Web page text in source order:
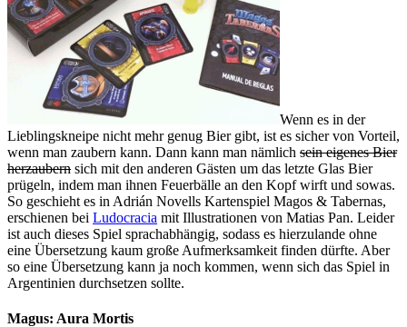
Wenn es in der
Lieblingskneipe nicht mehr genug Bier gibt, ist es sicher von Vorteil,
wenn man zaubern kann. Dann kann man nämlich sein eigenes Bier
herzaubern sich mit den anderen Gästen um das letzte Glas Bier
prügeln, indem man ihnen Feuerbälle an den Kopf wirft und sowas.
So geschieht es in Adrián Novells Kartenspiel Magos & Tabernas,
erschienen bei Ludocracia mit Illustrationen von Matias Pan. Leider
ist auch dieses Spiel sprachabhängig, sodass es hierzulande ohne
eine Übersetzung kaum große Aufmerksamkeit finden dürfte. Aber
so eine Übersetzung kann ja noch kommen, wenn sich das Spiel in
Argentinien durchsetzen sollte.
Magus: Aura Mortis